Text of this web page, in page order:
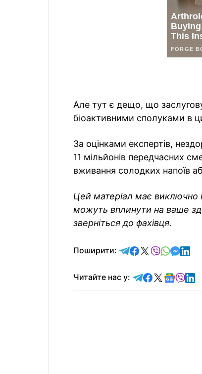
Але тут є дещо, що
біоактивними сполуками в
За оцінками експертів,
11 мільйонів передчасних
вживання солодких напоїв
Цей матеріал має виключно
можуть вплинути на ваше
зверніться до фахівця.
Поширити: відправити у
поділитись у
поділитись у
Читайте нас у: Читайте у
Читайте у
Читайте у